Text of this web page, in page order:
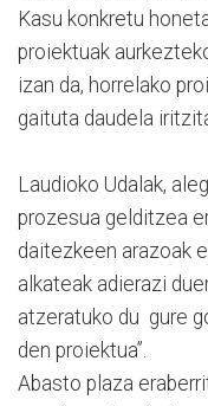
Kasu konkretu
proiektuak
izan da, horrelako
gaituta daudela
Laudioko Udalak,
prozesua gelditzea
daitezkeen arazoak
alkateak adierazi
atzeratuko du gure
den proiektua”.
Abasto plaza